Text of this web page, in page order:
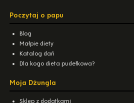
Poczytaj o papu
Blog
Małpie diety
Katalog dań
Dla kogo dieta pudełkowa?
Moja Dżungla
Sklep z dodatkami